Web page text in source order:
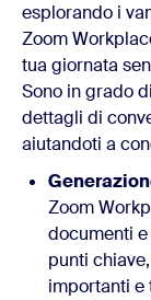
esplorando i
Zoom
tua giornata
Sono in grado
dettagli di
aiutandoti a
Zoom
documenti
punti
importanti e